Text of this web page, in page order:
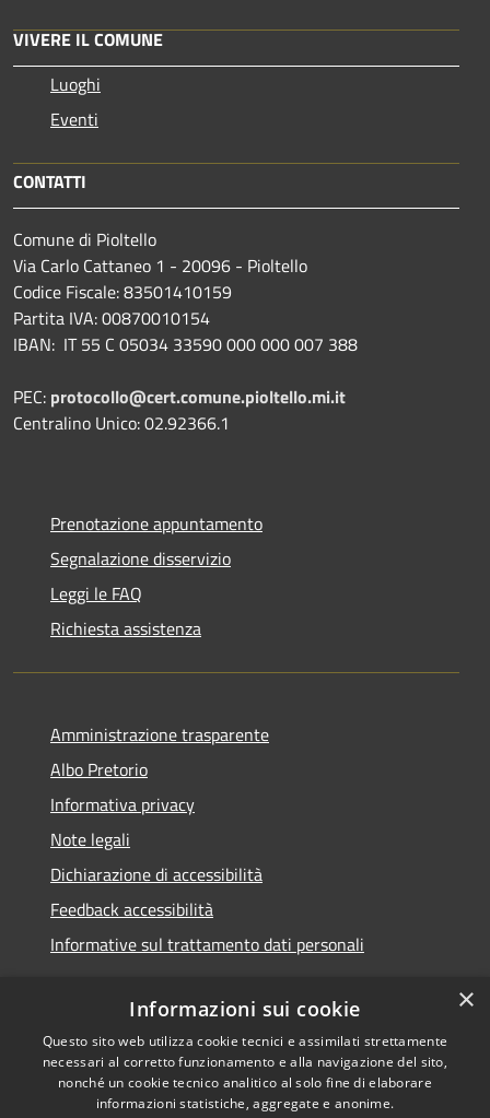
VIVERE IL COMUNE
Luoghi
Eventi
CONTATTI
Comune di Pioltello
Via Carlo Cattaneo 1 - 20096 - Pioltello
Codice Fiscale: 83501410159
Partita IVA: 00870010154
IBAN: IT 55 C 05034 33590 000 000 007 388
PEC: protocollo@cert.comune.pioltello.mi.it
Centralino Unico: 02.92366.1
Prenotazione appuntamento
Segnalazione disservizio
Leggi le FAQ
Richiesta assistenza
Amministrazione trasparente
Albo Pretorio
Informativa privacy
Note legali
Dichiarazione di accessibilità
Feedback accessibilità
Informative sul trattamento dati personali
RSS
Accessibilità
Copyright © 2026 • Comune di
Pioltello • Powered by
Municipium•Accesso
×
Informazioni sui cookie
Questo sito web utilizza cookie tecnici e assimilati strettamente
necessari al corretto funzionamento e alla navigazione del sito,
nonché un cookie tecnico analitico al solo fine di elaborare
informazioni statistiche, aggregate e anonime.